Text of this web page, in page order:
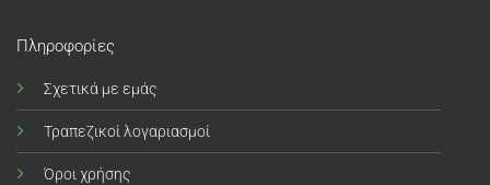
Πληροφορίες
Σχετικά με εμάς
Τραπεζικοί λογαριασμοί
Όροι χρήσης